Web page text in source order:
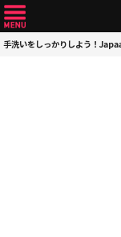
手洗いをしっかりしよう！